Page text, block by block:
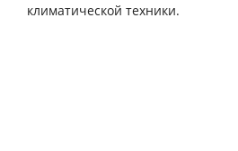
климатической техники.